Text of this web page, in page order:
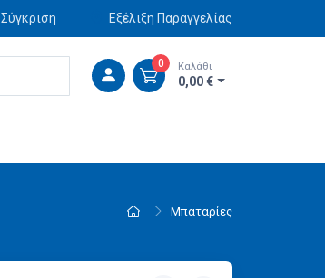
Σύγκριση Εξέλιξη Παραγγελίας
0 Καλάθι
0,00 €
Μπαταρίες